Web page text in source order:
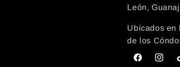
León,
Ubicados en
de los
Facebook